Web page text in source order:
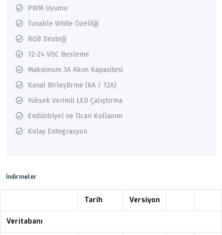
PWM Uyumu
Tunable White Özelliği
RGB Desteği
12-24 VDC Besleme
Maksimum 3A Akım Kapasitesi
Kanal Birleştirme (6A / 12A)
Yüksek Verimli LED Çalıştırma
Endüstriyel ve Ticari Kullanım
Kolay Entegrasyon
İndirmeler
Tarih Versiyon
Veritabanı